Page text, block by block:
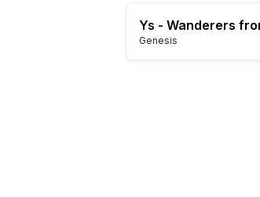
Genesis